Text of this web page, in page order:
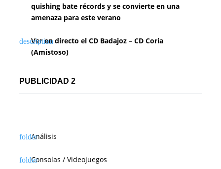
a
s
quishing bate récords y se convierte en una
amenaza para este verano
Ver en directo el CD Badajoz – CD Coria
(Amistoso)
PUBLICIDAD 2
Análisis
Consolas / Videojuegos